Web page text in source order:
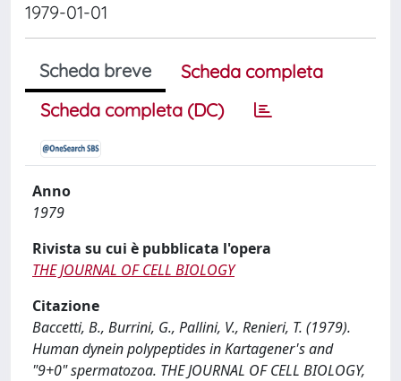
1979-01-01
Scheda breve
Scheda completa
Scheda completa (DC)
Anno
1979
Rivista su cui è pubblicata l'opera
THE JOURNAL OF CELL BIOLOGY
Citazione
Baccetti, B., Burrini, G., Pallini, V., Renieri, T. (1979).
Human dynein polypeptides in Kartagener's and
"9+0" spermatozoa. THE JOURNAL OF CELL BIOLOGY,